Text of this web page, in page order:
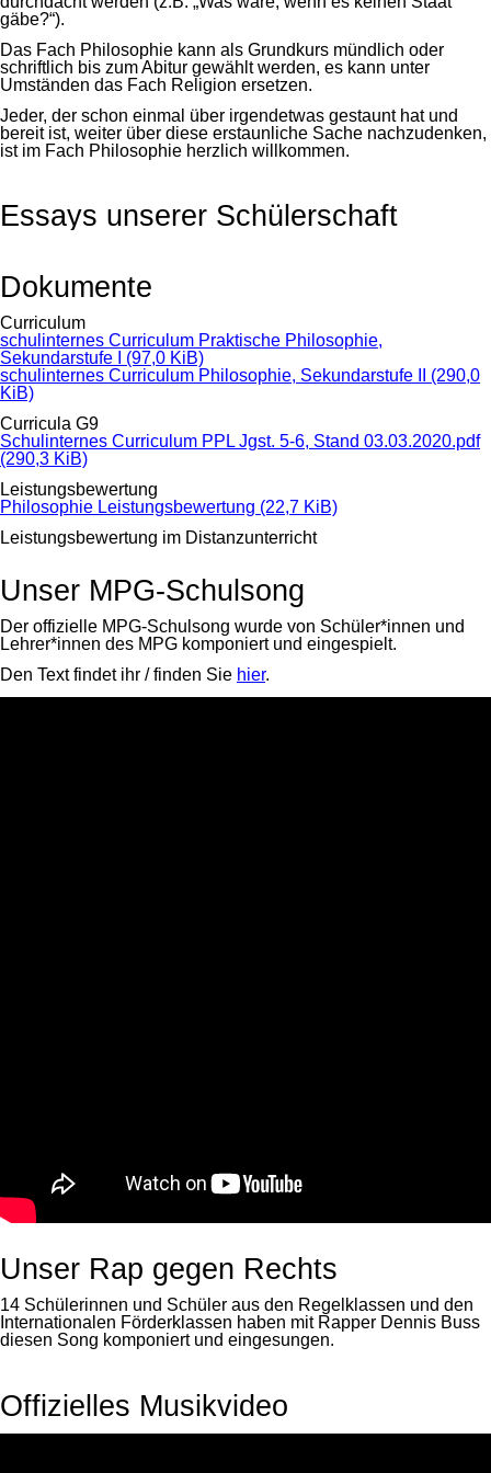
gäbe?“).
Das Fach Philosophie kann als Grundkurs mündlich oder
schriftlich bis zum Abitur gewählt werden, es kann unter
Umständen das Fach Religion ersetzen.
Jeder, der schon einmal über irgendetwas gestaunt hat und
bereit ist, weiter über diese erstaunliche Sache nachzudenken,
ist im Fach Philosophie herzlich willkommen.
Essays unserer Schülerschaft
Dokumente
Curriculum
schulinternes Curriculum Praktische Philosophie,
Sekundarstufe I (97,0 KiB)
schulinternes Curriculum Philosophie, Sekundarstufe II (290,0
KiB)
Curricula G9
Schulinternes Curriculum PPL Jgst. 5-6, Stand 03.03.2020.pdf
(290,3 KiB)
Leistungsbewertung
Philosophie Leistungsbewertung (22,7 KiB)
Leistungsbewertung im Distanzunterricht
Unser MPG-Schulsong
Der offizielle MPG-Schulsong wurde von Schüler*innen und
Lehrer*innen des MPG komponiert und eingespielt.
Den Text findet ihr / finden Sie hier.
Unser Rap gegen Rechts
14 Schülerinnen und Schüler aus den Regelklassen und den
Internationalen Förderklassen haben mit Rapper Dennis Buss
diesen Song komponiert und eingesungen.
Offizielles Musikvideo